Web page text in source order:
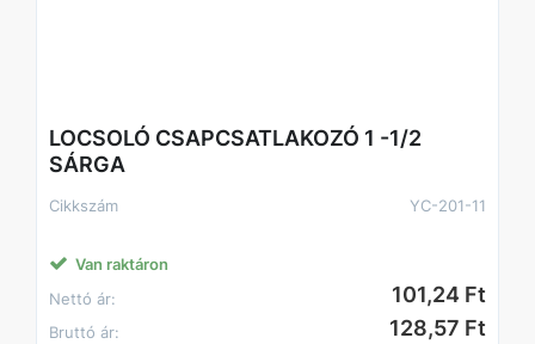
LOCSOLÓ CSAPCSATLAKOZÓ 1 -1/2
SÁRGA
Cikkszám YC-201-11
Van raktáron
Nettó ár:
101,24 Ft
Bruttó ár: 128,57 Ft